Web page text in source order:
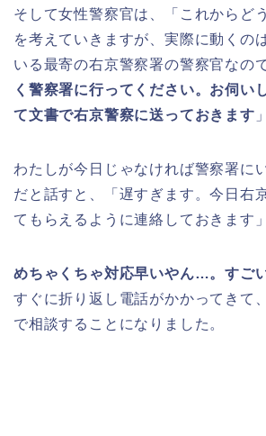
そして女性警察官は、「これからど
を考えていきますが、実際に動くの
いる最寄の右京警察署の警察官なの
く警察署に行ってください。お伺い
て文書で右京警察に送っておきます
わたしが今日じゃなければ警察署に
だと話すと、「遅すぎます。今日右
てもらえるように連絡しておきます
めちゃくちゃ対応早いやん…。すごい
すぐに折り返し電話がかかってきて
で相談することになりました。